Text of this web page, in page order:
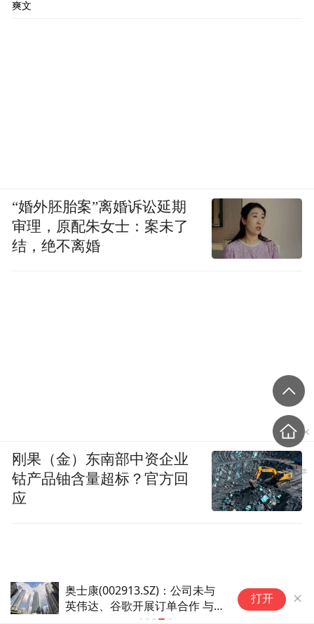
：公司未与
谷歌开展订单合作 与
打开
爽文
“婚外胚胎案”离婚诉讼延期
审理，原配朱女士：案未了
结，绝不离婚
刚果（金）东南部中资企业
钴产品铀含量超标？官方回
应